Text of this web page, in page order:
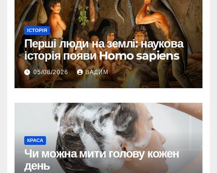
ІСТОРІЯ
Перші люди на землі: наукова
історія появи Homo sapiens
05/08/2026 ВАДИМ
КРАСА
Чи можна мити голову кожен
день